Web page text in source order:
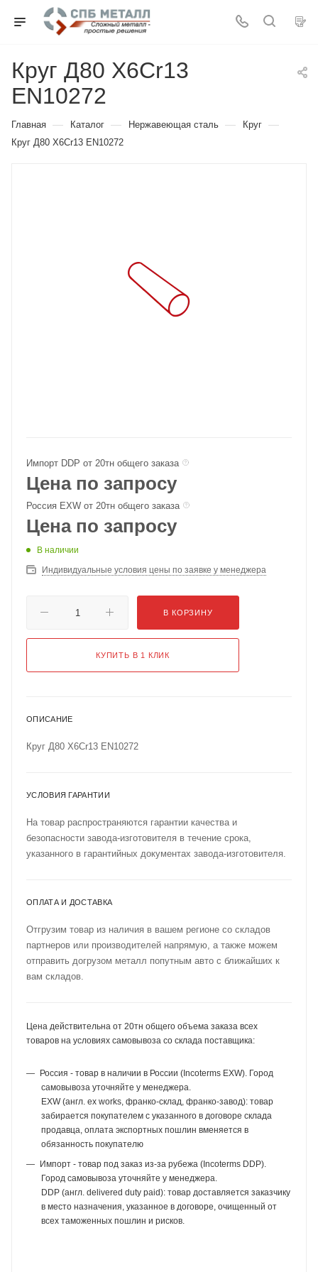
Круг Д80 X6Cr13
EN10272
Главная — Каталог — Нержавеющая сталь — Круг —
Круг Д80 X6Cr13 EN10272
Импорт DDP от 20тн общего заказа
Цена по запросу
Россия EXW от 20тн общего заказа
Цена по запросу
В наличии
Индивидуальные условия цены по заявке у менеджера
В КОРЗИНУ
КУПИТЬ В 1 КЛИК
ОПИСАНИЕ
Круг Д80 X6Cr13 EN10272
УСЛОВИЯ ГАРАНТИИ
На товар распространяются гарантии качества и
безопасности завода-изготовителя в течение срока,
указанного в гарантийных документах завода-изготовителя.
ОПЛАТА И ДОСТАВКА
Отгрузим товар из наличия в вашем регионе со складов
партнеров или производителей напрямую, а также можем
отправить догрузом металл попутным авто с ближайших к
вам складов.
Цена действительна от 20тн общего объема заказа всех
товаров на условиях самовывоза со склада поставщика:
Россия - товар в наличии в России (Incoterms EXW). Город
самовывоза уточняйте у менеджера.
EXW (англ. ex works, франко-склад, франко-завод): товар
забирается покупателем с указанного в договоре склада
продавца, оплата экспортных пошлин вменяется в
обязанность покупателю
Импорт - товар под заказ из-за рубежа (Incoterms DDP).
Город самовывоза уточняйте у менеджера.
DDP (англ. delivered duty paid): товар доставляется заказчику
в место назначения, указанное в договоре, очищенный от
всех таможенных пошлин и рисков.